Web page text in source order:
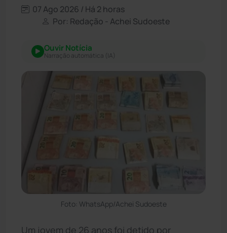
07 Ago 2026 / Há 2 horas
Por: Redação - Achei Sudoeste
Ouvir Notícia
Narração automática (IA)
Foto: WhatsApp/Achei Sudoeste
Um jovem de 26 anos foi detido por